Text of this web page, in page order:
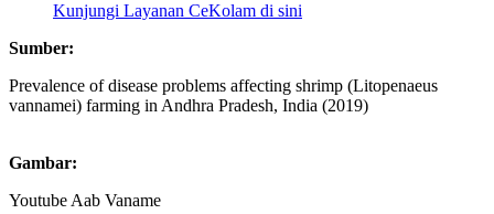
Kunjungi Layanan CeKolam di sini
Sumber:
Prevalence of disease problems affecting shrimp (Litopenaeus
vannamei) farming in Andhra Pradesh, India (2019)
Gambar:
Youtube Aab Vaname